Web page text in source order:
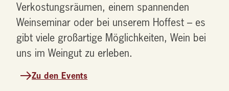
Verkostungsräumen, einem spannenden
Weinseminar oder bei unserem Hoffest – es
gibt viele großartige Möglichkeiten, Wein bei
uns im Weingut zu erleben.
Zu den Events